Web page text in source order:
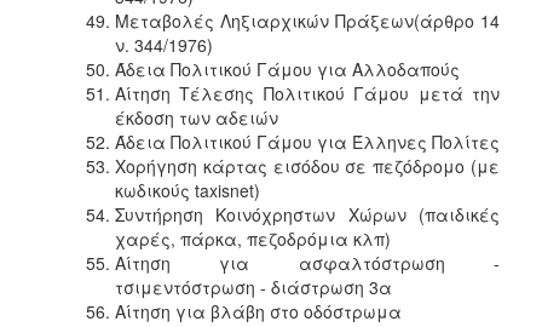
Μεταβολές Ληξιαρχικών Πράξεων(άρθρο 14
ν. 344/1976)
Άδεια Πολιτικού Γάμου για Αλλοδαπούς
Αίτηση Τέλεσης Πολιτικού Γάμου μετά την
έκδοση των αδειών
Άδεια Πολιτικού Γάμου για Έλληνες Πολίτες
Χορήγηση κάρτας εισόδου σε πεζόδρομο (με
κωδικούς taxisnet)
Συντήρηση Κοινόχρηστων Χώρων (παιδικές
χαρές, πάρκα, πεζοδρόμια κλπ)
Αίτηση για ασφαλτόστρωση -
τσιμεντόστρωση - διάστρωση 3α
Αίτηση για βλάβη στο οδόστρωμα